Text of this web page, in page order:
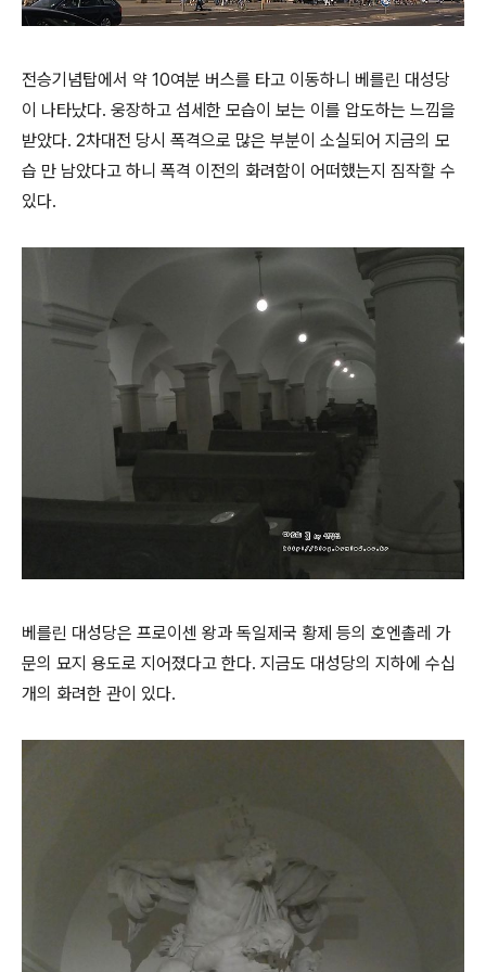
전승기념탑에서 약 10여분 버스를 타고 이동하니 베를린 대성당
이 나타났다. 웅장하고 섬세한 모습이 보는 이를 압도하는 느낌을
받았다. 2차대전 당시 폭격으로 많은 부분이 소실되어 지금의 모
습 만 남았다고 하니 폭격 이전의 화려함이 어떠했는지 짐작할 수
있다.
베를린 대성당은 프로이센 왕과 독일제국 황제 등의 호엔촐레 가
문의 묘지 용도로 지어졌다고 한다. 지금도 대성당의 지하에 수십
개의 화려한 관이 있다.